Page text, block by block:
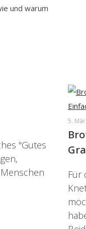
und warum
"Gutes
5.
Für